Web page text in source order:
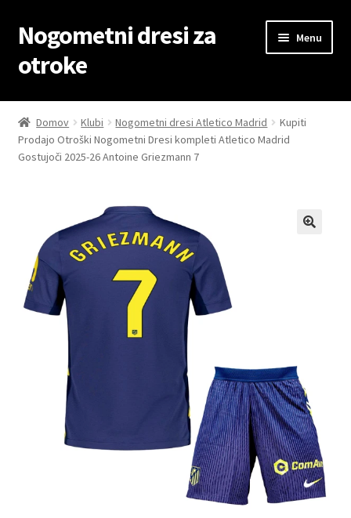
Skip
to
navigation
Skip
to
content
Nogometni dresi za
otroke
Menu
Domov
Blog
Moj račun
Trgovina
Domov Klubi Nogometni dresi Atletico Madrid
Kupiti
Prodajo Otroški Nogometni Dresi kompleti Atletico Madrid
Gostujoči 2025-26 Antoine Griezmann 7